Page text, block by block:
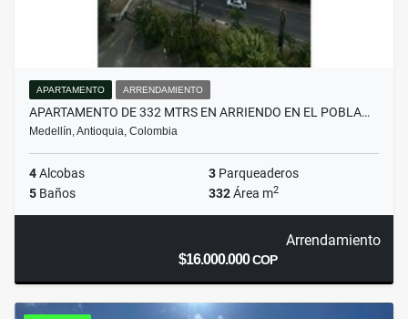
APARTAMENTO ARRENDAMIENTO
APARTAMENTO DE 332 MTRS EN ARRIENDO EN EL POBLA…
Medellín, Antioquia, Colombia
4Alcobas 3 Parqueaderos
5 Baños 332Área m2
Arrendamiento
$16.000.000COP